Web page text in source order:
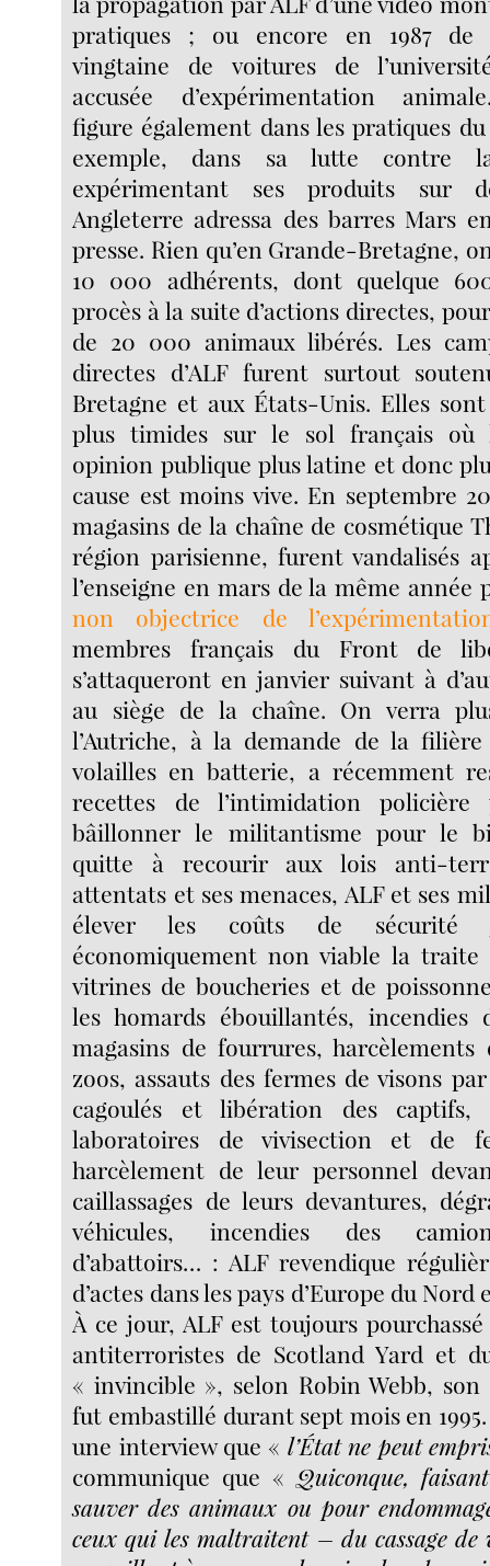
pratiques ; ou encore en 1987 de
vingtaine de voitures de
accusée d’expérimentation
figure également dans les pratiques
exemple, dans sa lutte contre
expérimentant ses produits sur
Angleterre adressa des barres Mars
presse. Rien qu’en Grande-Bretagne,
10 000 adhérents, dont quelque
procès à la suite d’actions directes,
de 20 000 animaux libérés. Les
directes d’ALF furent surtout
Bretagne et aux États-Unis. Elles
plus timides sur le sol français où
opinion publique plus latine et donc
cause est moins vive. En septembre
magasins de la chaîne de cosmétique
région parisienne, furent vandalisés
l’enseigne en mars de la même année
non objectrice de
membres français du Front de
s’attaqueront en janvier suivant à
au siège de la chaîne. On verra
l’Autriche, à la demande de la filière
volailles en batterie, a récemment
recettes de l’intimidation
bâillonner le militantisme pour le
quitte à recourir aux lois anti-
attentats et ses menaces, ALF et ses
élever les coûts de sécurité
économiquement non viable la traite
vitrines de boucheries et de
les homards ébouillantés, incendies
magasins de fourrures,
zoos, assauts des fermes de visons
cagoulés et libération des
laboratoires de vivisection et de
harcèlement de leur personnel
caillassages de leurs devantures,
véhicules, incendies des
d’abattoirs… : ALF revendique
d’actes dans les pays d’Europe du
À ce jour, ALF est toujours
antiterroristes de Scotland Yard et
« invincible », selon Robin Webb,
fut embastillé durant sept mois en
une interview que « l’État ne peut
communique que «Quiconque,
sauver des animaux ou pour
ceux qui les maltraitent – du cassage de